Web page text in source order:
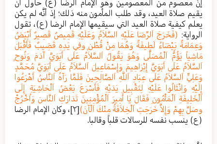
إنَّ معصوم من المعصومين وهو الإمام الرضا (ع) حاول أن
يقيم صلاة العيد، وقد طلب المأمون منه ذلك؛ إذ أنَّه لم يكن
يعلم كيفية صلاة العيد التي سيقيمها الإمام الرضا (ع)، تقول
الرواية: (فَخَرَجَ اَلرِّضَا عَلَيْهِ السَّلاَمُ وَعَلَيْهِ قَمِيصٌ قَصِيرٌ أَبْيَضُ
وَعِمَامَةٌ بَيْضَاءُ لَطِيفَةٌ وَهُمَا مِنْ قُطْنٍ وفِي يَدِهِ قَضِيبٌ فَأَقْبَلَ
مَاشِياً يَؤُمُّ اَلْمُصَلَّى وَهُوَ يَقُولُ اَلسَّلاَمُ عَلَى أَبَوَيَّ آدَمَ وَنُوحٍ
اَلسَّلاَمُ عَلَى أَبَوَيَّ إِبْرَاهِيمَ وَإِسْمَاعِيلَ اَلسَّلاَمُ عَلَى أَبَوَيَّ مُحَمَّدٍ
وَعَلِيٍّ اَلسَّلاَمُ عَلَى عِبَادِ اَللَّهِ اَلصَّالِحِينَ فَلَمَّا رَآهُ اَلنَّاسُ أَهْرَعُوا
إِلَيْهِ وَاِنْثَالُوا عَلَيْهِ لِتَقْبِيلِ يَدَيْهِ فَأَسْرَعَ بَعْضُ اَلْحَاشِيَةِ إِلَى
اَلْخَلِيفَةِ اَلْمَأْمُونِ فَقَالَ يَا أَمِيرَ اَلْمُؤْمِنِينَ تَدَارَكِ اَلنَّاسَ وَاُخْرُجْ
وصَلِّ بِهِمْ وَإِلاَّ خَرَجَتِ اَلْخِلاَفَةُ مِنْكَ اَلْآنَ)[٢]
، وكان الإمام الرضا
(ع) ينسب نفسه للرسالات قلباً وقالبا.